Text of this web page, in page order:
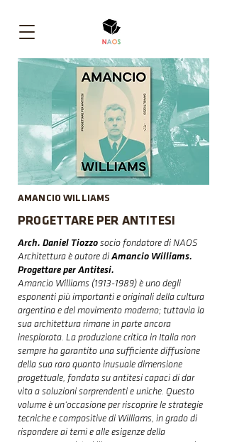
AMANCIO WILLIAMS
PROGETTARE PER ANTITESI
Arch. Daniel Tiozzo socio fondatore di NAOS
Architettura è autore di Amancio Williams.
Progettare per Antitesi.
Amancio Williams (1913-1989) è uno degli
esponenti più importanti e originali della cultura
argentina e del movimento moderno; tuttavia la
sua architettura rimane in parte ancora
inesplorata. La produzione critica in Italia non
sempre ha garantito una sufficiente diffusione
della sua rara quanto inusuale dimensione
progettuale, fondata su antitesi capaci di dar
vita a soluzioni sorprendenti e uniche. Questo
volume è un‘occasione per riscoprire le strategie
tecniche e compositive di Williams, in grado di
rispondere ai temi e alle esigenze della